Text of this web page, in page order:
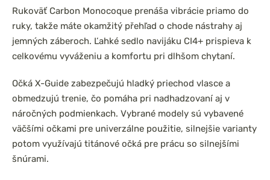
Rukoväť Carbon Monocoque prenáša vibrácie priamo do
ruky, takže máte okamžitý přehľad o chode nástrahy aj
jemných záberoch. Ľahké sedlo navijáku CI4+ prispieva k
celkovému vyváženiu a komfortu pri dlhšom chytaní.
Očká X-Guide zabezpečujú hladký priechod vlasce a
obmedzujú trenie, čo pomáha pri nadhadzovaní aj v
náročných podmienkach. Vybrané modely sú vybavené
väčšími očkami pre univerzálne použitie, silnejšie varianty
potom využívajú titánové očká pre prácu so silnejšími
šnúrami.